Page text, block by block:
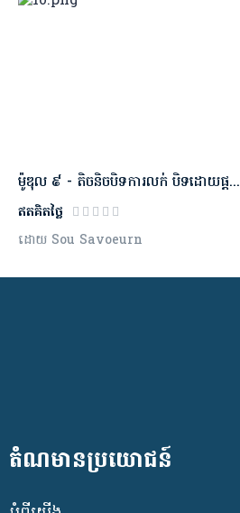
ម៉ូឌុល​ ៩ - តិចនិចបិទការលក់ បិទដោយផ្ដ...
ឥតគិតថ្លៃ
ដោយ Sou Savoeurn
តំណមានប្រយោជន៍